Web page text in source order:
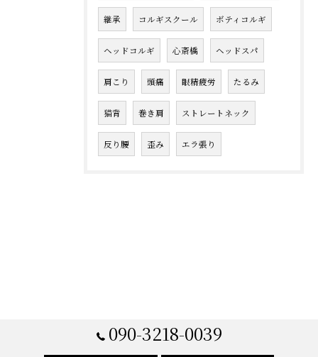
継承 コルギスクール ボティコルギ
ヘッドコルギ 心斎橋 ヘッドスパ
肩こり 頭痛 眼精疲労 たるみ
猫背 巻き肩 ストレートネック
反り腰 歪み エラ張り
090-3218-0039